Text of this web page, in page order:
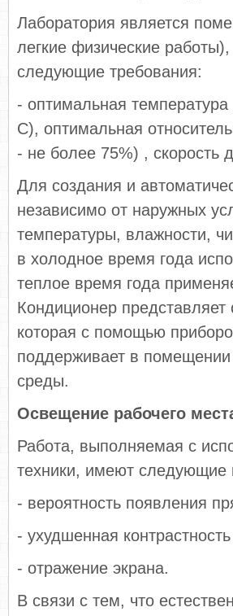
Лаборатория является
легкие физические
следующие требования:
- оптимальная
С), оптимальная
- не более 75%) , скорость
Для создания и
независимо от наружных
температуры, влажности,
в холодное время года
теплое время года
Кондиционер представляет
которая с помощью
поддерживает в
среды.
Освещение рабочего
Работа, выполняемая с
техники, имеют следующие
- вероятность появления
- ухудшенная
- отражение экрана.
В связи с тем, что